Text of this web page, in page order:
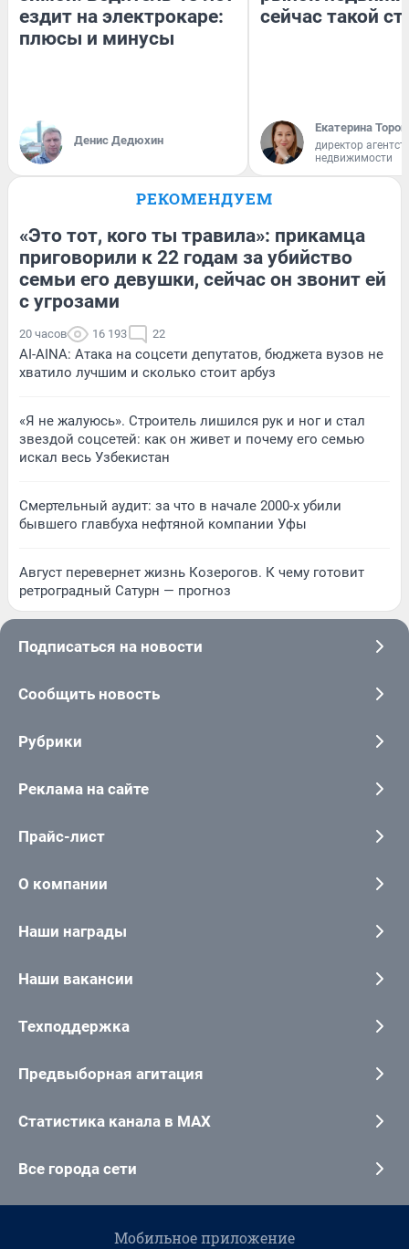
ездит на электрокаре:
плюсы и минусы
Денис Дедюхин
сейчас такой
Екатерина
директор
недвижимости
РЕКОМЕНДУЕМ
«Это тот, кого ты травила»: прикамца
приговорили к 22 годам за убийство
семьи его девушки, сейчас он звонит ей
с угрозами
20 часов 16 193 22
AI-AINA: Атака на соцсети депутатов, бюджета вузов не
хватило лучшим и сколько стоит арбуз
«Я не жалуюсь». Строитель лишился рук и ног и стал
звездой соцсетей: как он живет и почему его семью
искал весь Узбекистан
Смертельный аудит: за что в начале 2000-х убили
бывшего главбуха нефтяной компании Уфы
Август перевернет жизнь Козерогов. К чему готовит
ретроградный Сатурн — прогноз
Подписаться на новости
Сообщить новость
Рубрики
Реклама на сайте
Прайс-лист
О компании
Наши награды
Наши вакансии
Техподдержка
Предвыборная агитация
Статистика канала в MAX
Все города сети
Мобильное приложение